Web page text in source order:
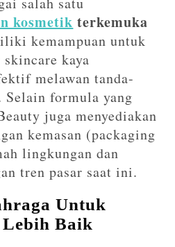
kosmetik terkemuka
kemampuan untuk
kaya
melawan tanda-
formula yang
juga menyediakan
kemasan (packaging
lingkungan dan
tren pasar saat ini.
Untuk
Baik